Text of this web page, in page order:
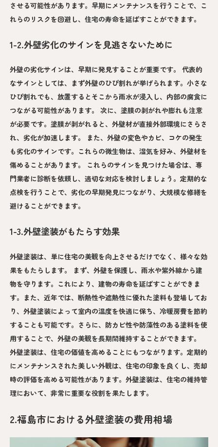
させる可能性があります。早期にメンテナンスを行うことで、こ
れらのリスクを回避し、住宅の寿命を延ばすことができます。
1-2.外壁劣化のサインを見逃さないために
外壁の劣化サインは、早期に発見することが重要です。 代表的
なサインとしては、まず外壁のひび割れが挙げられます。小さな
ひび割れでも、放置するとそこから雨水が浸入し、内部の腐食に
つながる可能性があります。 次に、塗膜の剥がれや膨れも注意
が必要です。塗膜が剥がれると、外壁材が直接外部環境にさらさ
れ、劣化が加速します。 また、外壁の変色やカビ、コケの発生
も劣化のサインです。これらの微生物は、湿気を好み、外壁材を
傷めることがあります。 これらのサインを見つけた場合は、専
門業者に診断を依頼し、適切な対応を検討しましょう。定期的な
点検を行うことで、劣化の早期発見につながり、大規模な修繕を
避けることができます。
1-3.外壁塗装がもたらす効果
外壁塗装は、単に住宅の美観を向上させるだけでなく、様々な効
果をもたらします。 まず、外壁を保護し、雨水や紫外線から建
物を守ります。これにより、建物の寿命を延ばすことができま
す。また、近年では、断熱性や遮熱性に優れた塗料も登場してお
り、外壁塗装によって室内の温度を快適に保ち、冷暖房費を節約
することも可能です。さらに、防カビ性や防藻性のある塗料を使
用することで、外壁の美観を長期間維持することができます。
外壁塗装は、住宅の価値を高めることにもつながります。定期的
にメンテナンスされた美しい外観は、住宅の印象を良くし、売却
時の評価を高める可能性があります。外壁塗装は、住宅の維持管
理において、非常に重要な役割を果たします。
2.福島市における外壁塗装の費用相場